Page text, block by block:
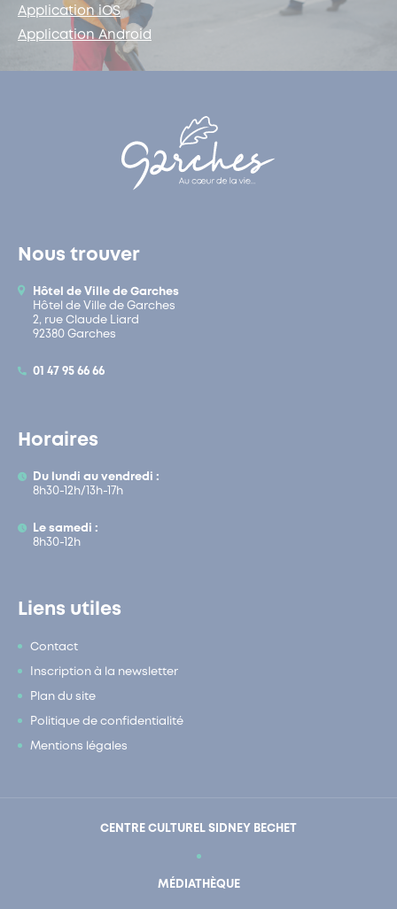
Application iOS
Application Android
Nous trouver
Hôtel de Ville de Garches
Hôtel de Ville de Garches
2, rue Claude Liard
92380 Garches
01 47 95 66 66
Horaires
Du lundi au vendredi :
8h30-12h/13h-17h
Le samedi :
8h30-12h
Liens utiles
Contact
Inscription à la newsletter
Plan du site
Politique de confidentialité
Mentions légales
CENTRE CULTUREL SIDNEY BECHET
MÉDIATHÈQUE